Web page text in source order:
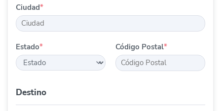
Ciudad*
Estado* Código Postal*
Destino